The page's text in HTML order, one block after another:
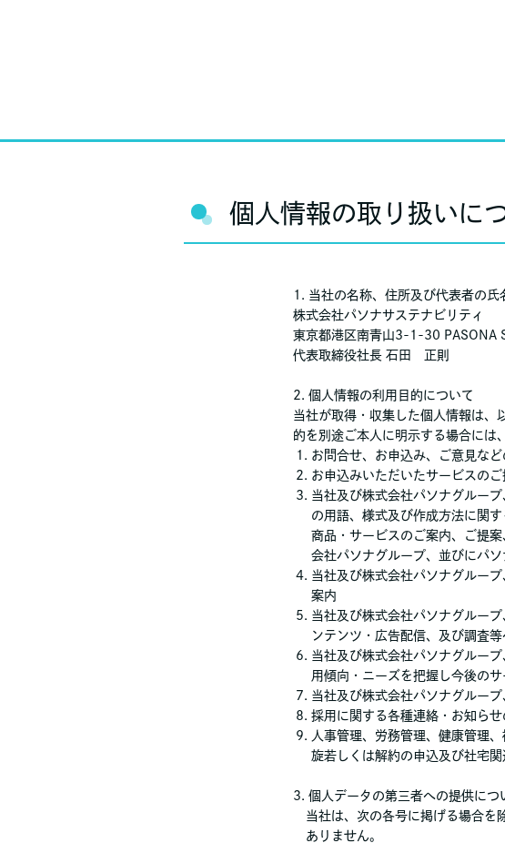
個人情報の取り扱いに
1. 当社の名称、住所及び代表者の氏
株式会社パソナサステナビリティ
東京都港区南青山3-1-30 PASONA
代表取締役社長 石田 正則
2. 個人情報の利用目的について
当社が取得・収集した個人情報は、
的を別途ご本人に明示する場合には
お問合せ、お申込み、ご意見な
お申込みいただいたサービスのご
当社及び株式会社パソナグルー
の用語、様式及び作成方法に関
商品・サービスのご案内、ご提
会社パソナグループ、並びにパ
当社及び株式会社パソナグルー
案内
当社及び株式会社パソナグルー
ンテンツ・広告配信、及び調査
当社及び株式会社パソナグルー
用傾向・ニーズを把握し今後の
当社及び株式会社パソナグルー
採用に関する各種連絡・お知ら
人事管理、労務管理、健康管理
旋若しくは解約の申込及び社宅関
3. 個人データの第三者への提供につ
当社は、次の各号に掲げる場合を
ありません。